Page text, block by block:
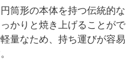
筒形の本体を持つ伝統的な
かりと焼き上げることがで
量なため、持ち運びが容易